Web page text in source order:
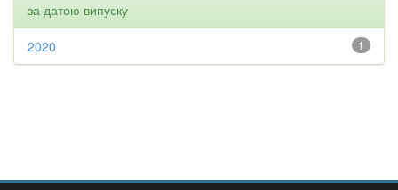
за датою випуску
1
2020